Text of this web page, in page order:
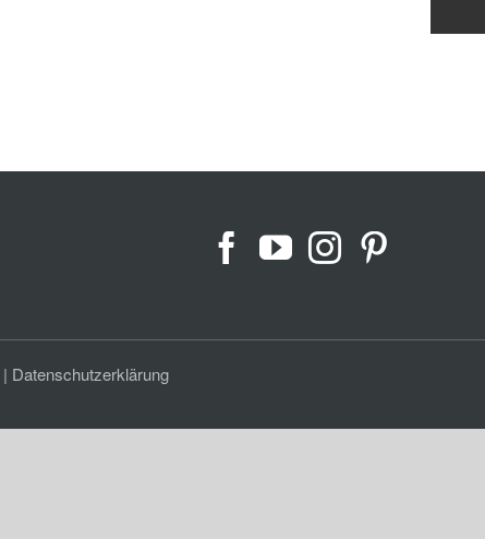
| Datenschutzerklärung